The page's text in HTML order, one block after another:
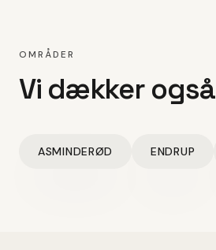
OMRÅDER
Vi dækker også
ASMINDERØD ENDRUP